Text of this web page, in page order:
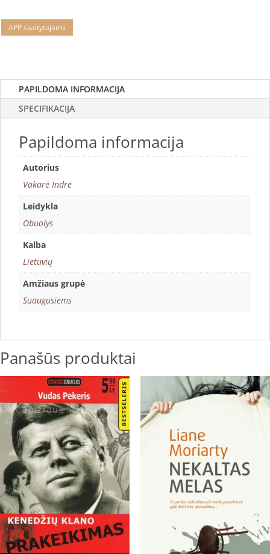
APP skaitytojams
PAPILDOMA INFORMACIJA
SPECIFIKACIJA
Papildoma informacija
Autorius
Vakarė Indrė
Leidykla
Obuolys
Kalba
Lietuvių
Amžiaus grupė
Suaugusiems
Panašūs produktai